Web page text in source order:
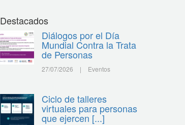
Destacados
Diálogos por el Día
Mundial Contra la Trata
de Personas
27/07/2026 | Eventos
Ciclo de talleres
virtuales para personas
que ejercen [...]